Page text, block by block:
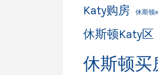
Katy购房 休斯顿
休斯顿Katy区
休斯顿买